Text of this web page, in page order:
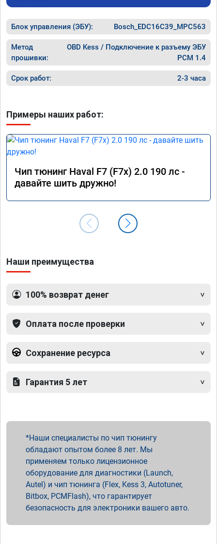
после прошивки уже недельку покатался по
порадовало поведение авто на трассе, на
майские праздники поехал в мордовию,
1200км, машину не узнать - тяга отличная,
динамика разгона просто прелесть,
отзывчивость на пидаль газа
превосходная, одно удовольствие теперь
прокатиться на дальняк! При этом расход
ч. Однозначно рекомендую
воспользоваться услугами данного
сервиса, я остался очень доволен
результатом. Ещё раз большое спасибо!
Процветания вашей компании.
Блок управления (ЭБУ): Bosch_EDC16C39_MPC563
Метод
прошивки:
OBD Kess / Подключение к разъему ЭБУ
PCM 1.4
Срок работ: 2-3 часа
Примеры наших работ:
Чип тюнинг Haval F7 (F7x) 2.0 190 лс -
давайте шить дружно!
Наши преимущества
100% возврат денег
Оплата после проверки
Сохранение ресурса
Гарантия 5 лет
Наши специалисты по чип тюнингу
обладают опытом более 8 лет. Мы
применяем только лицензионное
оборудование для диагностики (Launch,
Autel) и чип тюнинга (Flex, Kess 3, Autotuner,
Bitbox, PCMFlash), что гарантирует
безопасность для электроники вашего авто.